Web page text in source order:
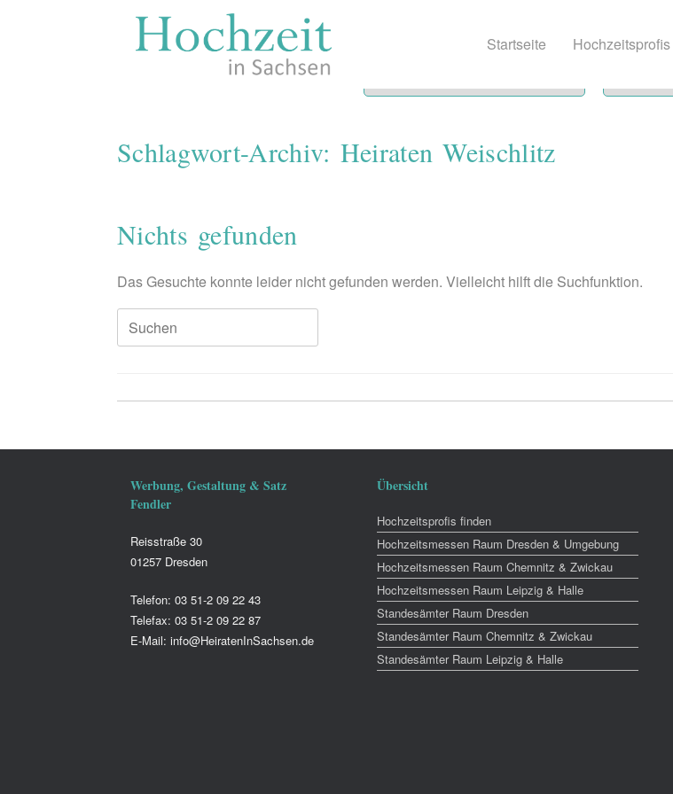
Startseite Hochzeitsprofis
Schlagwort-Archiv: Heiraten Weischlitz
Nichts gefunden
Das Gesuchte konnte leider nicht gefunden werden. Vielleicht hilft die Suchfunktion.
Suchen
nach:
Werbung, Gestaltung & Satz
Fendler
Reisstraße 30
01257 Dresden
Telefon: 03 51-2 09 22 43
Telefax: 03 51-2 09 22 87
E-Mail: info@HeiratenInSachsen.de
Übersicht
Hochzeitsprofis finden
Hochzeitsmessen Raum Dresden & Umgebung
Hochzeitsmessen Raum Chemnitz & Zwickau
Hochzeitsmessen Raum Leipzig & Halle
Standesämter Raum Dresden
Standesämter Raum Chemnitz & Zwickau
Standesämter Raum Leipzig & Halle